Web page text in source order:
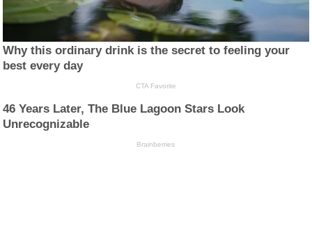
Why this ordinary drink is the secret to feeling your
best every day
CTA Favorite
46 Years Later, The Blue Lagoon Stars Look
Unrecognizable
Brainberries